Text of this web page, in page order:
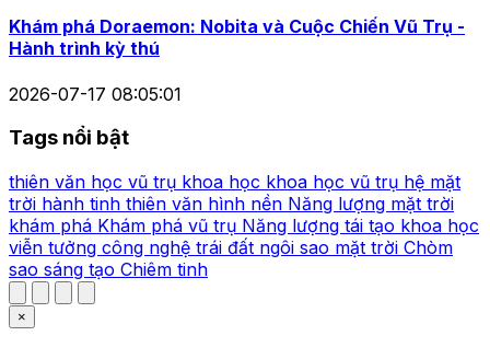
Khám phá Doraemon: Nobita và Cuộc Chiến Vũ Trụ -
Hành trình kỳ thú
2026-07-17 08:05:01
Tags nổi bật
thiên văn học vũ trụ khoa học khoa học vũ trụ hệ mặt
trời hành tinh thiên văn hình nền Năng lượng mặt trời
khám phá Khám phá vũ trụ Năng lượng tái tạo khoa học
viễn tưởng công nghệ trái đất ngôi sao mặt trời Chòm
sao sáng tạo Chiêm tinh
×